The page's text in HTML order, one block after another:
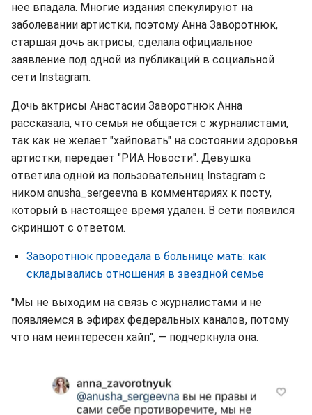
нее впадала. Многие издания спекулируют на
заболевании артистки, поэтому Анна Заворотнюк,
старшая дочь актрисы, сделала официальное
заявление под одной из публикаций в социальной
сети Instagram.
Дочь актрисы Анастасии Заворотнюк Анна
рассказала, что семья не общается с журналистами,
так как не желает "хайповать" на состоянии здоровья
артистки, передает "РИА Новости". Девушка
ответила одной из пользовательниц Instagram с
ником anusha_sergeevna в комментариях к посту,
который в настоящее время удален. В сети появился
скриншот с ответом.
Заворотнюк проведала в больнице мать: как
складывались отношения в звездной семье
"Мы не выходим на связь с журналистами и не
появляемся в эфирах федеральных каналов, потому
что нам неинтересен хайп", — подчеркнула она.